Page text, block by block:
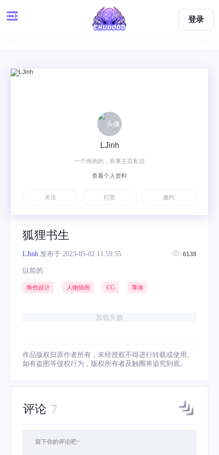
登录
狐狸书生
LJinh 发布于 2023-05-02 11:59:55 6138
以前的
角色设计 人物插画 CG 厚涂
加载失败
作品版权归原作者所有，未经授权不得进行转载或使用。
如有盗图等侵权行为，版权所有者及触圈将追究到底。
评论 7
LJinh
一个画画的，有事主页私信
查看个人资料
关注 打赏 邀约